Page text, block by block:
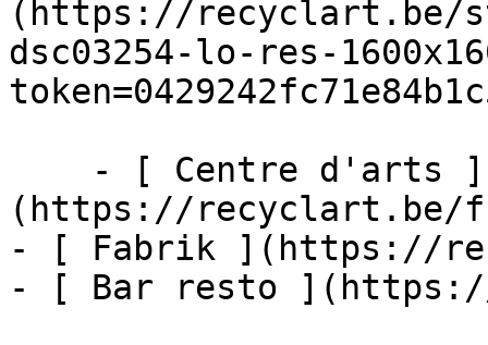
(https://recyclart.be/
dsc03254-lo-res-
(https://recyclart.be/
- [ Fabrik ](https://
- [ Bar resto